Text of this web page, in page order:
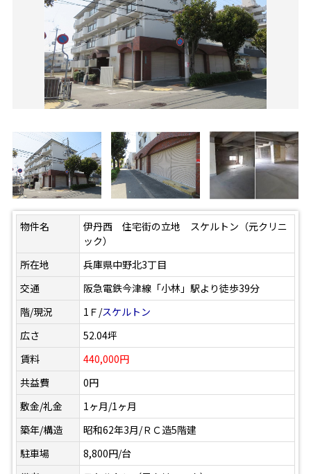
物件名
伊丹西 住宅街の立地 スケルトン（元クリニ
ック）
所在地
兵庫県中野北3丁目
交通
阪急電鉄今津線「小林」駅より徒歩39分
階/現況
1Ｆ/スケルトン
広さ
52.04坪
賃料
440,000円
共益費
0円
敷金/礼金
1ヶ月/1ヶ月
築年/構造
昭和62年3月/ＲＣ造5階建
駐車場
8,800円/台